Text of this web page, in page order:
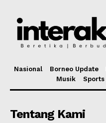
Nasional Borneo Update
Musik
Sports
Tentang Kami